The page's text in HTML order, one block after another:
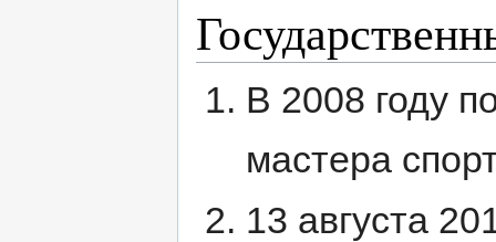
В 2008 году
мастера
13 августа